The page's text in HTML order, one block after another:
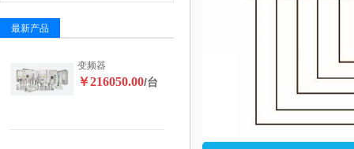
最新产品
变频器
￥216050.00/台